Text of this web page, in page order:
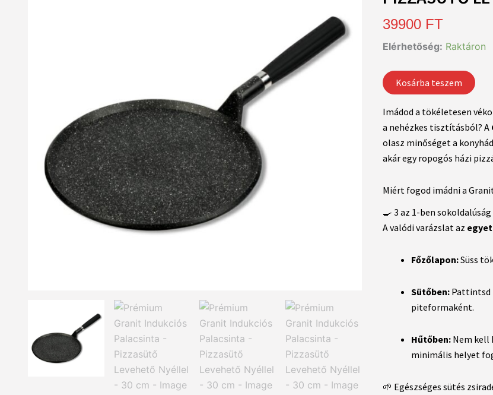
39900 FT
Elérhetőség: Raktáron
Kosárba teszem
Imádod a tökéletesen
a nehézkes tisztításból? A
olasz minőséget a
akár egy ropogós házi
Miért fogod imádni a
🍳 3 az 1-ben
A valódi varázslat az
Főzőlapon:Süss
Sütőben:Pattintsd
piteformaként.
Hűtőben:Nem kell
minimális helyet
🌱 Egészséges sütés